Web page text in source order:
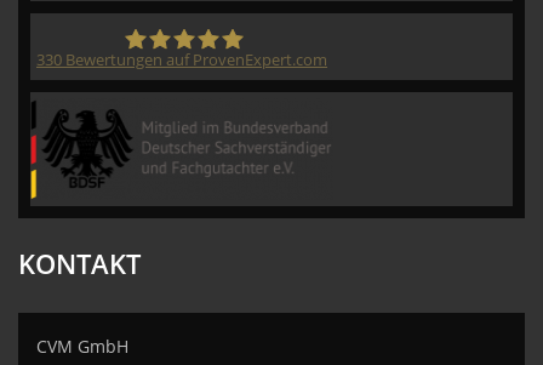
330 Bewertungen auf ProvenExpert.com
KONTAKT
CVM GmbH